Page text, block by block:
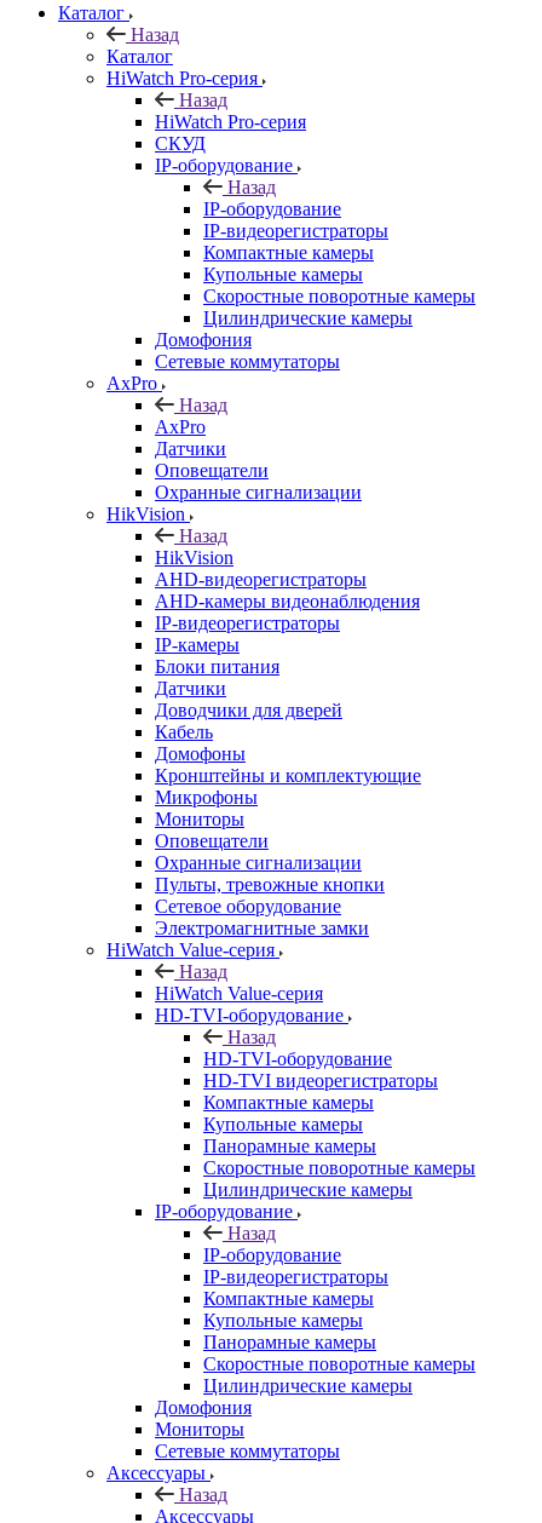
Каталог
Назад
Каталог
HiWatch Pro-серия
Назад
HiWatch Pro-серия
CКУД
IP-оборудование
Назад
IP-оборудование
IP-видеорегистраторы
Компактные камеры
Купольные камеры
Скоростные поворотные камеры
Цилиндрические камеры
Домофония
Сетевые коммутаторы
AxPro
Назад
AxPro
Датчики
Оповещатели
Охранные сигнализации
HikVision
Назад
HikVision
AHD-видеорегистраторы
AHD-камеры видеонаблюдения
IP-видеорегистраторы
IP-камеры
Блоки питания
Датчики
Доводчики для дверей
Кабель
Домофоны
Кронштейны и комплектующие
Микрофоны
Мониторы
Оповещатели
Охранные сигнализации
Пульты, тревожные кнопки
Сетевое оборудование
Электромагнитные замки
HiWatch Value-серия
Назад
HiWatch Value-серия
HD-TVI-оборудование
Назад
HD-TVI-оборудование
HD-TVI видеорегистраторы
Компактные камеры
Купольные камеры
Панорамные камеры
Скоростные поворотные камеры
Цилиндрические камеры
IP-оборудование
Назад
IP-оборудование
IP-видеорегистраторы
Компактные камеры
Купольные камеры
Панорамные камеры
Скоростные поворотные камеры
Цилиндрические камеры
Домофония
Мониторы
Сетевые коммутаторы
Аксессуары
Назад
Аксессуары